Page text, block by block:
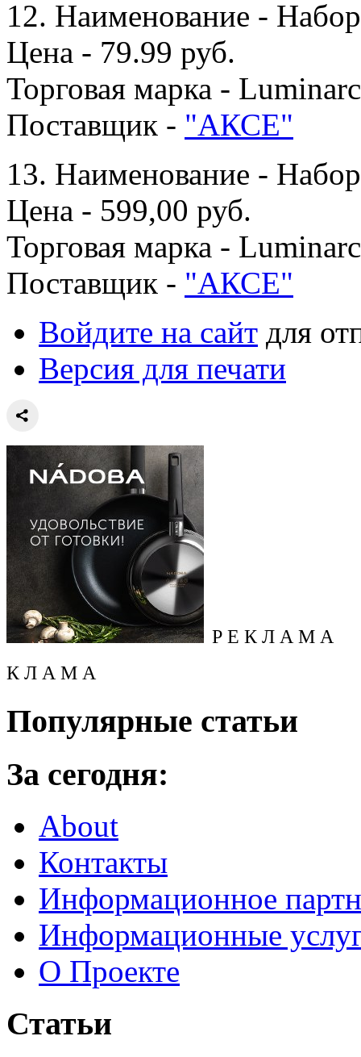
12. Наименование -
Цена - 79.99 руб.
Торговая марка - Luminarc
Поставщик - "АКСЕ"
13. Наименование -
Цена - 599,00 руб.
Торговая марка - Luminarc
Поставщик - "АКСЕ"
Войдите на сайт для
Версия для печати
Р Е К Л А М А
К Л А М А
Популярные статьи
За сегодня:
About
Контакты
Информационное
Информационные
О Проекте
Статьи